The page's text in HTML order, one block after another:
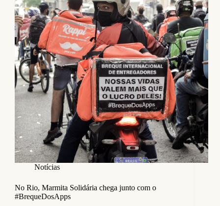
Notícias
No Rio, Marmita Solidária chega junto com o
#BrequeDosApps